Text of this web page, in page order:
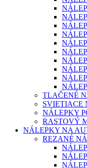
TLAČENÉ
SVIETIACE
NÁLEPKY
RASTOVÝ
NÁLEPKY NA
REZANÉ